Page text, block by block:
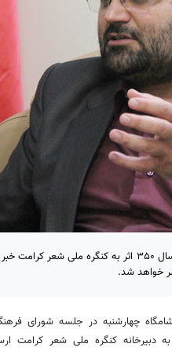
خواهد شد.
چهارشنبه در جلسه شورای
قم برگزار شد، بیان کرد: تاکنون ۳۵۰ اثر به دبیرخانه